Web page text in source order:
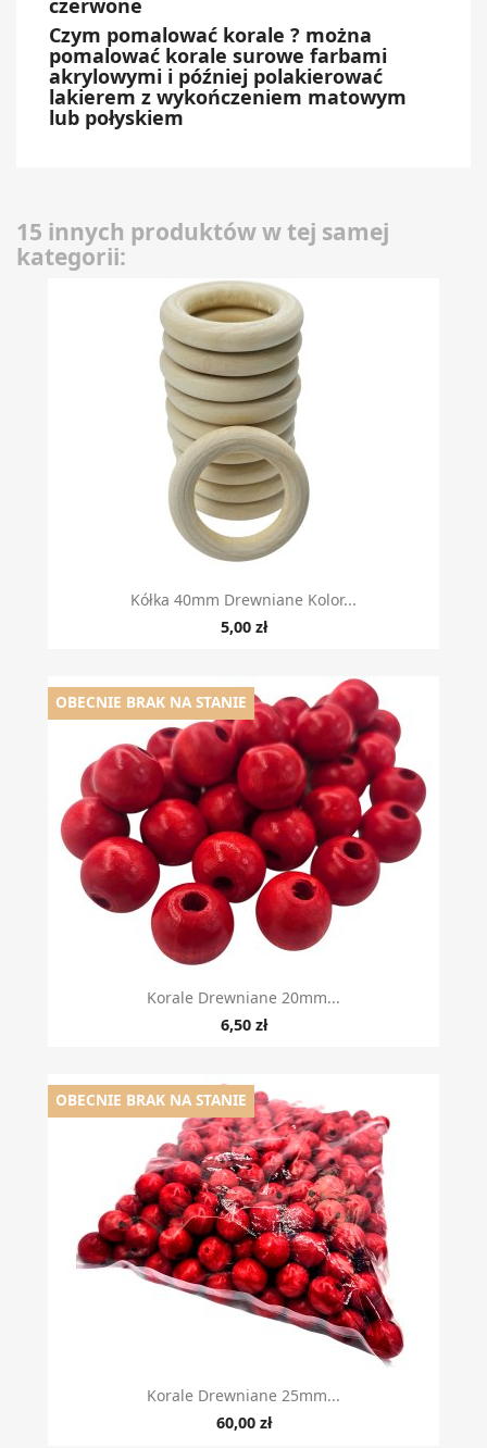
Czym pomalować korale ? można
pomalować korale surowe farbami
akrylowymi i później polakierować
lakierem z wykończeniem matowym
lub połyskiem
15 innych produktów w tej samej
kategorii:
Kółka 40mm Drewniane Kolor...
5,00 zł
Korale Drewniane 20mm...
6,50 zł
OBECNIE BRAK NA STANIE
Korale Drewniane 25mm...
60,00 zł
OBECNIE BRAK NA STANIE